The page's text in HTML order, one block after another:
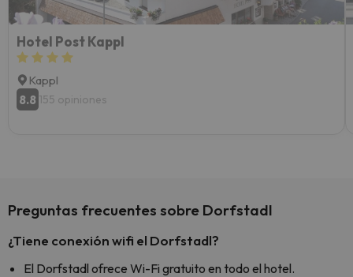
Hotel Post Kappl
Kappl
8.8 155 opiniones
Preguntas frecuentes sobre Dorfstadl
¿Tiene conexión wifi el Dorfstadl?
El Dorfstadl ofrece Wi-Fi gratuito en todo el hotel.